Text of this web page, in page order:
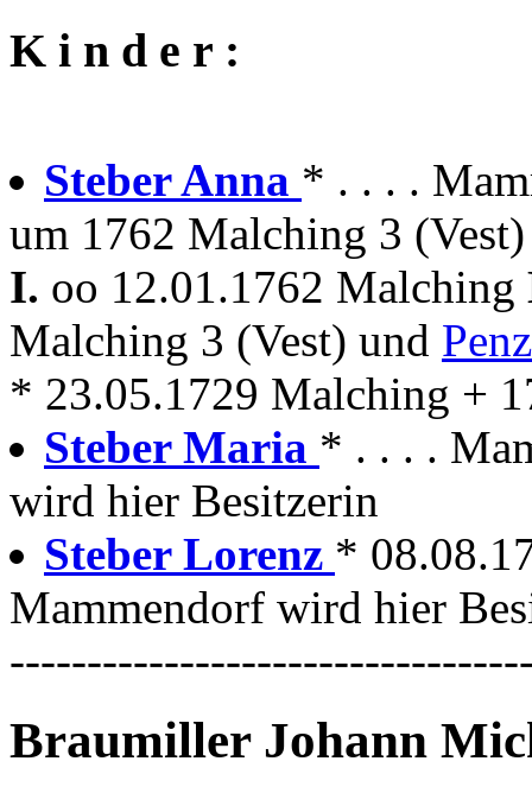
K i n d e r :
Steber Anna * . . . .
um 1762 Malching 3 (Vest)
I. oo 12.01.1762 Malching
Malching 3 (Vest) und
* 23.05.1729 Malching +
Steber Maria * . . . .
wird hier Besitzerin
Steber Lorenz *
Mammendorf wird hier
Braumiller Johann